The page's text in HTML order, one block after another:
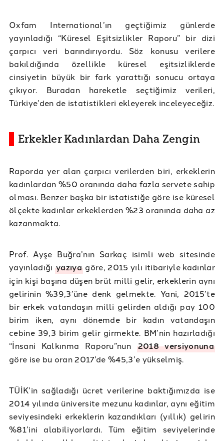
Oxfam International’ın geçtiğimiz günlerde
yayınladığı “Küresel Eşitsizlikler Raporu” bir dizi
çarpıcı veri barındırıyordu. Söz konusu verilere
bakıldığında özellikle küresel eşitsizliklerde
cinsiyetin büyük bir fark yarattığı sonucu ortaya
çıkıyor. Buradan hareketle seçtiğimiz verileri,
Türkiye’den de istatistikleri ekleyerek inceleyeceğiz.
Erkekler Kadınlardan Daha Zengin
Raporda yer alan çarpıcı verilerden biri, erkeklerin
kadınlardan %50 oranında daha fazla servete sahip
olması. Benzer başka bir istatistiğe göre ise küresel
ölçekte kadınlar erkeklerden %23 oranında daha az
kazanmakta.
Prof. Ayşe Buğra’nın Sarkaç isimli web sitesinde
yayınladığı yazıyagöre, 2015 yılı itibariyle kadınlar
için kişi başına düşen brüt milli gelir, erkeklerin aynı
gelirinin %39,3’üne denk gelmekte. Yani, 2015’te
bir erkek vatandaşın milli gelirden aldığı pay 100
birim iken, aynı dönemde bir kadın vatandaşın
cebine 39,3 birim gelir girmekte. BM’nin hazırladığı
“İnsani Kalkınma Raporu”nun 2018 versiyonuna
göre ise bu oran 2017’de %45,3’e yükselmiş.
TÜİK’in sağladığı ücret verilerine baktığımızda ise
2014 yılında üniversite mezunu kadınlar, aynı eğitim
seviyesindeki erkeklerin kazandıkları (yıllık) gelirin
%81’ini alabiliyorlardı. Tüm eğitim seviyelerinde